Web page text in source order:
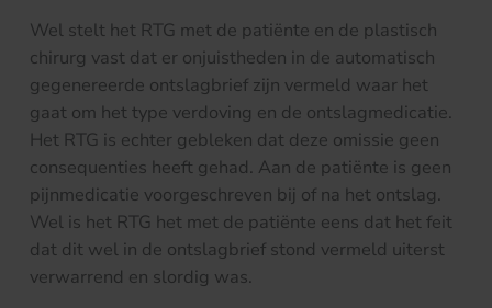
Wel stelt het RTG met de patiënte en de plastisch
chirurg vast dat er onjuistheden in de automatisch
gegenereerde ontslagbrief zijn vermeld waar het
gaat om het type verdoving en de ontslagmedicatie.
Het RTG is echter gebleken dat deze omissie geen
consequenties heeft gehad. Aan de patiënte is geen
pijnmedicatie voorgeschreven bij of na het ontslag.
Wel is het RTG het met de patiënte eens dat het feit
dat dit wel in de ontslagbrief stond vermeld uiterst
verwarrend en slordig was.